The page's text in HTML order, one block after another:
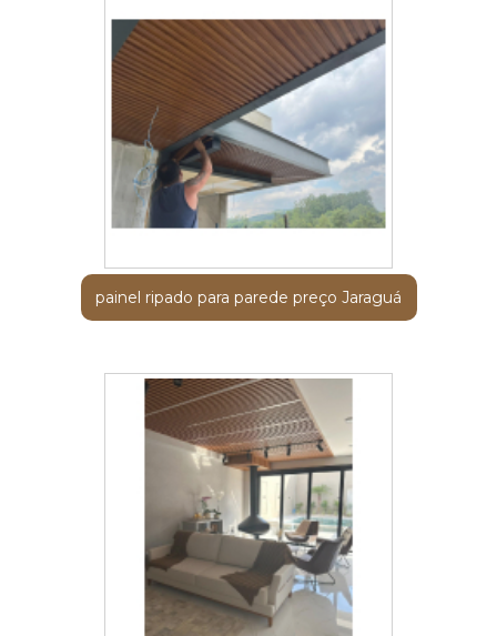
painel ripado para parede preço Jaraguá